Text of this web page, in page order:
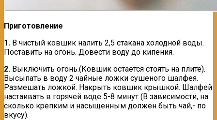
Приготовление
1. В чистый ковшик налить 2,5 стакана холодной воды.
Поставить на огонь. Довести воду до кипения.
2. Выключить огонь.(Ковшик остаётся стоять на плите).
Высыпать в воду 2 чайные ложки сушеного шалфея.
Размешать ложкой. Накрыть ковшик крышкой. Шалфей
настаивать в горячей воде 5-8 минут (В зависимости, на
сколько крепким и насыщенным должен быть чай,- по
вкусу).